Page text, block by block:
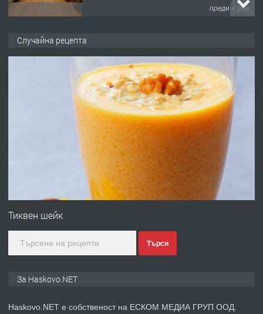
преди 4 дни
АПАРТАМЕНТ В ЦЕНТЪРА НА ГР.
ХАСКОВО
преди 5 дни
Давам гараж под наем
преди 5 дни
№4120 Магазин/Офис под наем в кв.
Случайна рецепта
Тиквен шейк
Търси
За Haskovo.NET
Haskovo.NET е собственост на ЕСКОМ МЕДИА ГРУП ООД.